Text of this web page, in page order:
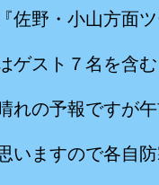
佐野・小山方面
ゲスト７名を含
れの予報ですが
いますので各自